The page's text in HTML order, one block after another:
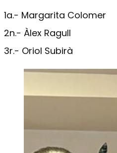
1a.- Margarita Colomer
2n.- Àlex Ragull
3r.- Oriol Subirà